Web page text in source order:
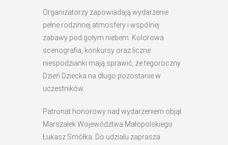
Organizatorzy zapowiadają wydarzenie
pełne rodzinnej atmosfery i wspólnej
zabawy pod gołym niebem. Kolorowa
scenografia, konkursy oraz liczne
niespodzianki mają sprawić, że tegoroczny
Dzień Dziecka na długo pozostanie w
uczestników.
Patronat honorowy nad wydarzeniem objął
Marszałek Województwa Małopolskiego
Łukasz Smółka. Do udziału zaprasza